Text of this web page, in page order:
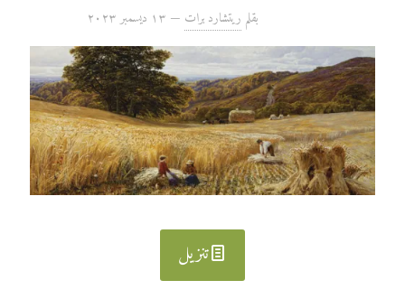
بقلم ريتشارد برات — ۱۳ ديسمبر ۲۰۲۳
تنزيل